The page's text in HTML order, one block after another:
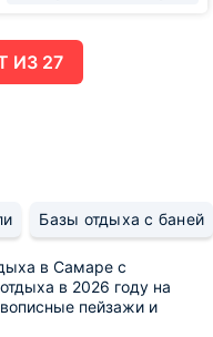
ИЗ 27
Базы отдыха с баней
в Самаре с
в 2026 году на
пейзажи и